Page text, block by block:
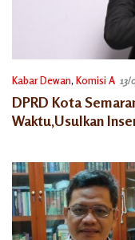
Kabar Dewan, Komisi A 13/
DPRD Kota
Waktu,Usulkan